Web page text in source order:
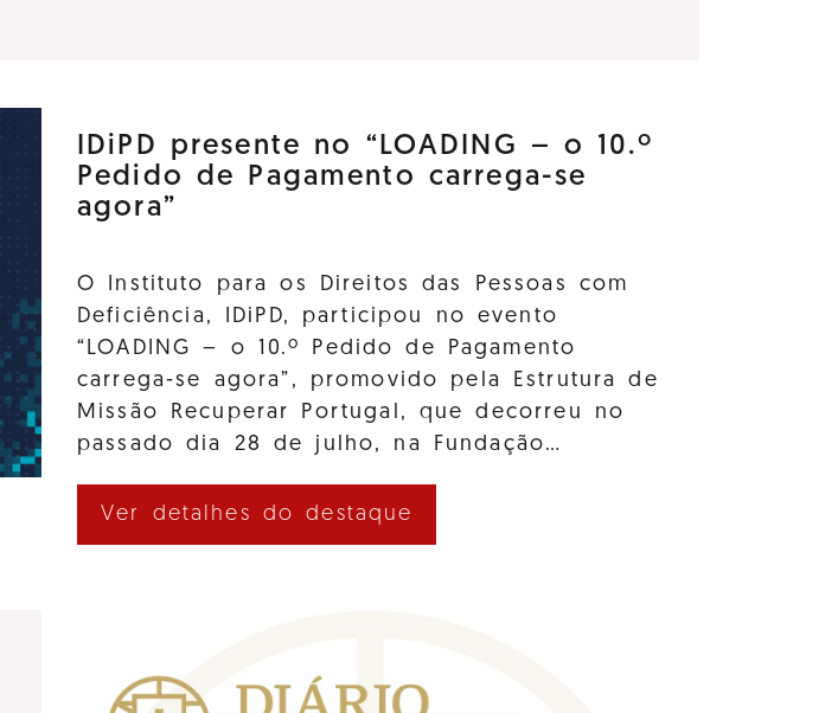
IDiPD presente no “LOADING – o 10.º
Pedido de Pagamento carrega-se
agora”
O Instituto para os Direitos das Pessoas com
Deficiência, IDiPD, participou no evento
“LOADING – o 10.º Pedido de Pagamento
carrega-se agora”, promovido pela Estrutura de
Missão Recuperar Portugal, que decorreu no
passado dia 28 de julho, na Fundação…
Ver detalhes do destaque